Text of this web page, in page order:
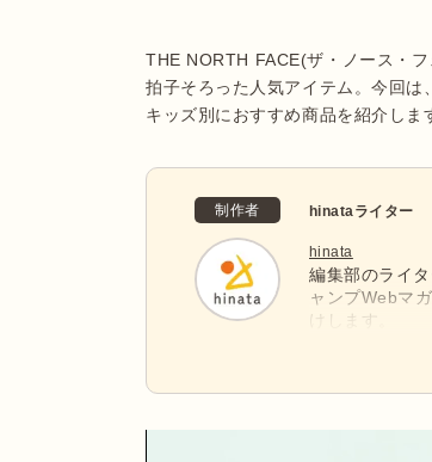
THE NORTH FACE(ザ・ノース・
拍子そろった人気アイテム。今回は
キッズ別におすすめ商品を紹介しま
制作者 hinataライター
hinata
編集部のライ
ャンプWebマ
けします。